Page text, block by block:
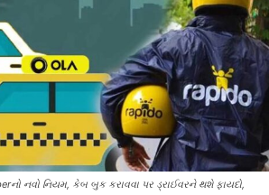
નવો નિયમ, કેબ બુક કરાવવા પર ડ્રાઈવરને થશે ફાયદો,